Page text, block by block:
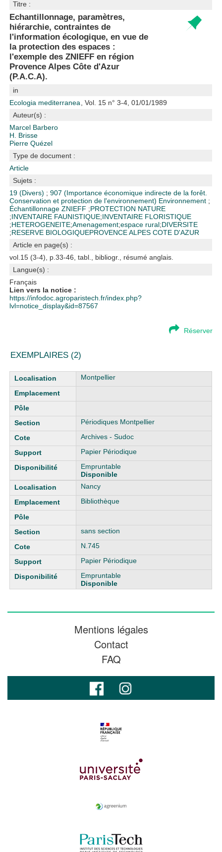
Titre :
Echantillonnage, paramètres,
hiérarchie, contraintes de
l'information écologique, en vue de
la protection des espaces :
l'exemple des ZNIEFF en région
Provence Alpes Côte d'Azur
(P.A.C.A).
in
Ecologia mediterranea
, Vol. 15 n° 3-4, 01/01/1989
Auteur(s) :
Marcel Barbero
H. Brisse
Pierre Quézel
Type de document :
Article
Sujets :
19 (Divers) ;907 (Importance économique indirecte de la forêt.
Conservation et protection de l'environnement) Environnement ;
ÉchantillonnageZNIEFF ;PROTECTION NATURE
;INVENTAIRE FAUNISTIQUE;INVENTAIRE FLORISTIQUE
;HETEROGENEITE;Amenagement;espace rural;DIVERSITE
;RESERVE BIOLOGIQUEPROVENCE ALPES COTE D'AZUR
Article en page(s) :
vol.15 (3-4), p.33-46, tabl., bibliogr., résumé anglais.
Langue(s) :
Français
Lien vers la notice :
https://infodoc.agroparistech.fr/index.php?
lvl=notice_display&id=87567
Réserver
EXEMPLAIRES (2)
Liste des exemplaires Montpellier
Périodiques Montpellier
Archives - Sudoc
Papier Périodique
Empruntable
Disponible
Nancy
Bibliothèque
sans section
N.745
Papier Périodique
Empruntable
Disponible
Mentions légales
Contact
FAQ